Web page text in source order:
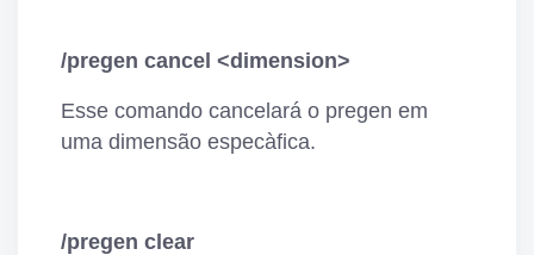
/pregen cancel <dimension>
Esse comando cancelará o pregen em
uma dimensão especà­fica.
/pregen clear